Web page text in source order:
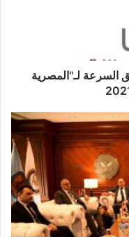
السرعة لـ"المصرية